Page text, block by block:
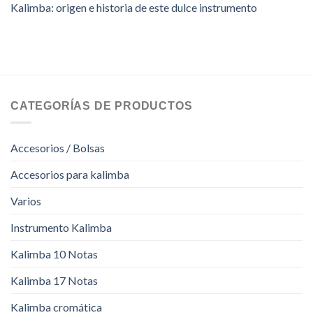
Kalimba: origen e historia de este dulce instrumento
CATEGORÍAS DE PRODUCTOS
Accesorios / Bolsas
Accesorios para kalimba
Varios
Instrumento Kalimba
Kalimba 10 Notas
Kalimba 17 Notas
Kalimba cromática